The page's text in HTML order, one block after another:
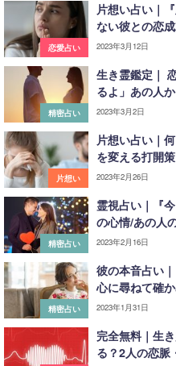
恋愛占い
片想い占い｜
ない彼との恋
2023年3月12日
精密占い
生き霊鑑定｜
るよ」あの人
2023年3月2日
片想い
片想い占い｜
を変える打開策
2023年2月26日
精密占い
霊視占い｜『
の心情/あの人
2023年2月16日
精密占い
彼の本音占い
心に尋ねて確
2023年1月31日
完全無料｜生
る？2人の恋脈